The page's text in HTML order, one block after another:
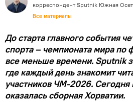
корреспондент Sputnik Южная
Все материалы
До старта главного события
спорта – чемпионата мира по
все меньше времени. Sputnik
где каждый день знакомит
участников ЧМ-2026.
оказалась сборная Хорватии.